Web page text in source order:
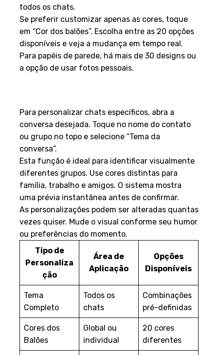
todos os chats.
Se preferir customizar apenas as cores, toque
em “Cor dos balões”. Escolha entre as 20 opções
disponíveis e veja a mudança em tempo real.
Para papéis de parede, há mais de 30 designs ou
a opção de usar fotos pessoais.
Para personalizar chats específicos, abra a
conversa desejada. Toque no nome do contato
ou grupo no topo e selecione “Tema da
conversa”.
Esta função é ideal para identificar visualmente
diferentes grupos. Use cores distintas para
família, trabalho e amigos. O sistema mostra
uma prévia instantânea antes de confirmar.
As personalizações podem ser alteradas quantas
vezes quiser. Mude o visual conforme seu humor
ou preferências do momento.
Tipo de
Personaliza
ção
Área de
Aplicação
Opções
Disponíveis
Tema
Completo
Todos os
chats
Combinações
pré-definidas
Cores dos
Balões
Global ou
individual
20 cores
diferentes